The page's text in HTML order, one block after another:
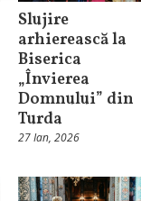
Slujire
arhierească la
Biserica
„Învierea
Domnului” din
Turda
27 Ian, 2026